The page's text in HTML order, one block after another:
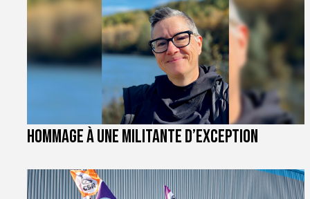
Hommage à une militante d’exception